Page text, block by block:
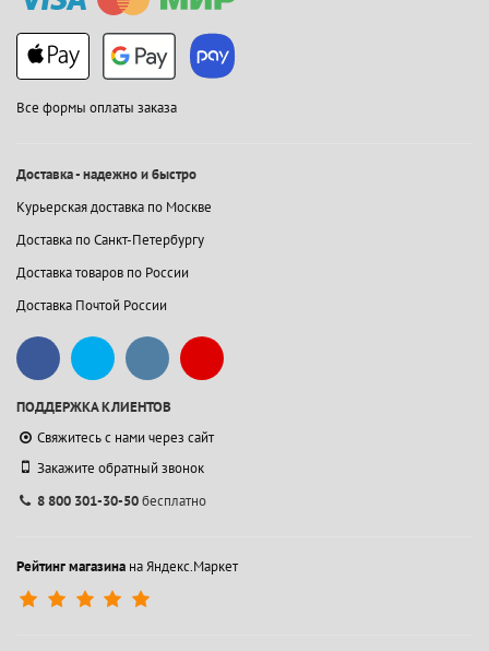
Все формы оплаты заказа
Доставка - надежно и быстро
Курьерская доставка по Москве
Доставка по Санкт-Петербургу
Доставка товаров по России
Доставка Почтой России
ПОДДЕРЖКА КЛИЕНТОВ
Свяжитесь с нами через сайт
Закажите обратный звонок
8 800 301-30-50бесплатно
Рейтинг магазина на Яндекс.Маркет